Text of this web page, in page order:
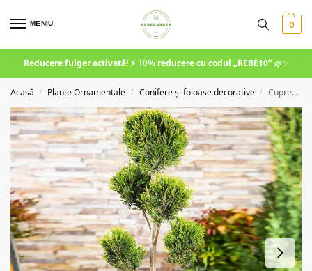
MENIU 0
Reducere fulger activată! ⚡10% reducere cu codul „REBE10”🌿✨
Acasă / Plante Ornamentale / Conifere și foioase decorative / Cupressocyparis Leylandii Pom Pon la ghiveci 200 cm